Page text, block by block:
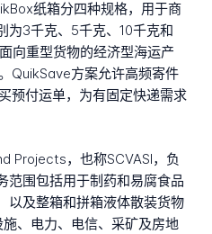
纸箱分四种规格，用于商
为3千克、5千克、10千克和
向重型货物的经济型海运产
QuikSave方案允许高频寄件
预付运单，为有固定快递需求
Projects，也称SCVASI，负
范围包括用于制药和易腐食品
以及整箱和拼箱液体散装货物
、电力、电信、采矿及房地